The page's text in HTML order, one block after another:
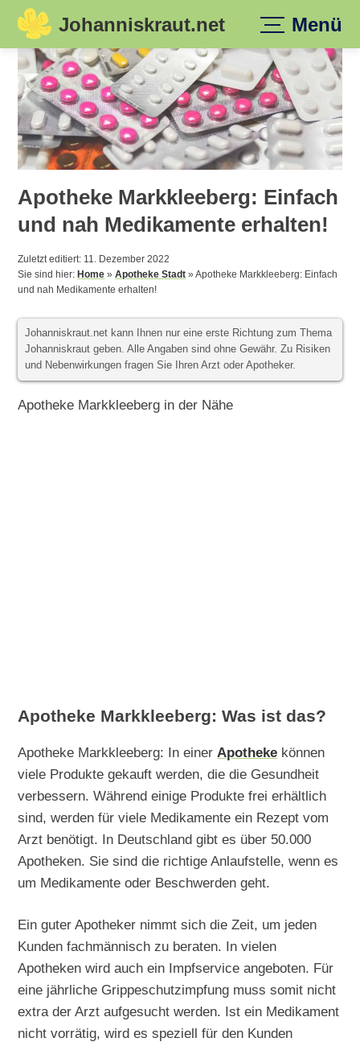
Skip
content
Johanniskraut.net Menü
Apotheke Markkleeberg: Einfach
und nah Medikamente erhalten!
Zuletzt editiert: 11. Dezember 2022
Sie sind hier:Home »Apotheke Stadt »Apotheke Markkleeberg: Einfach
und nah Medikamente erhalten!
Johanniskraut.net kann Ihnen nur eine erste Richtung zum Thema
Johanniskraut geben. Alle Angaben sind ohne Gewähr. Zu Risiken
und Nebenwirkungen fragen Sie Ihren Arzt oder Apotheker.
Apotheke Markkleeberg in der Nähe
Apotheke Markkleeberg: Was ist das?
Apotheke Markkleeberg: In einer Apotheke können
viele Produkte gekauft werden, die die Gesundheit
verbessern. Während einige Produkte frei erhältlich
sind, werden für viele Medikamente ein Rezept vom
Arzt benötigt. In Deutschland gibt es über 50.000
Apotheken. Sie sind die richtige Anlaufstelle, wenn es
um Medikamente oder Beschwerden geht.
Ein guter Apotheker nimmt sich die Zeit, um jeden
Kunden fachmännisch zu beraten. In vielen
Apotheken wird auch ein Impfservice angeboten. Für
eine jährliche Grippeschutzimpfung muss somit nicht
extra der Arzt aufgesucht werden. Ist ein Medikament
nicht vorrätig, wird es speziell für den Kunden